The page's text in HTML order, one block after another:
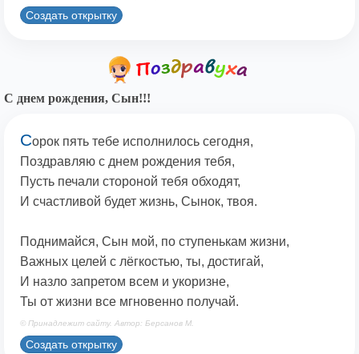
Создать открытку
С днем рождения, Сын!!!
Сорок пять тебе исполнилось сегодня,
Поздравляю с днем рождения тебя,
Пусть печали стороной тебя обходят,
И счастливой будет жизнь, Сынок, твоя.
Поднимайся, Сын мой, по ступенькам жизни,
Важных целей с лёгкостью, ты, достигай,
И назло запретом всем и укоризне,
Ты от жизни все мгновенно получай.
© Принадлежит сайту. Автор: Берсанов М.
Создать открытку